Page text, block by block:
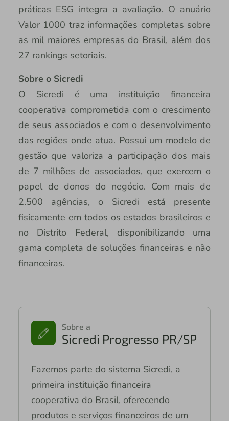
práticas ESG integra a avaliação. O anuário
Valor 1000 traz informações completas sobre
as mil maiores empresas do Brasil, além dos
27 rankings setoriais.
Sobre o Sicredi
O Sicredi é uma instituição financeira
cooperativa comprometida com o crescimento
de seus associados e com o desenvolvimento
das regiões onde atua. Possui um modelo de
gestão que valoriza a participação dos mais
de 7 milhões de associados, que exercem o
papel de donos do negócio. Com mais de
2.500 agências, o Sicredi está presente
fisicamente em todos os estados brasileiros e
no Distrito Federal, disponibilizando uma
gama completa de soluções financeiras e não
financeiras.
Sobre a
Sicredi Progresso PR/SP
Fazemos parte do sistema Sicredi, a
primeira instituição financeira
cooperativa do Brasil, oferecendo
produtos e serviços financeiros de um